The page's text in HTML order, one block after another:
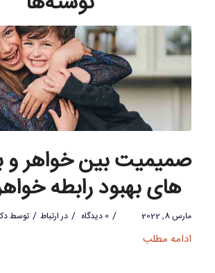
صمیمیت بین خواهر و
های بهبود رابطه
مارس 8, 2022 / 0 دیدگاه / در ارتباط / توسط
ادامه مطلب